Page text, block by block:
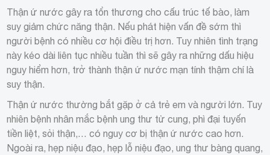
Thận ứ nước gây ra tổn thương cho cấu trúc tế bào, làm
suy giảm chức năng thận. Nếu phát hiện vấn đề sớm thì
người bệnh có nhiều cơ hội điều trị hơn. Tuy nhiên tình trạng
này kéo dài liên tục nhiều tuần thì sẽ gây ra những dấu hiệu
nguy hiểm hơn, trở thành thận ứ nước mạn tính thậm chí là
suy thận.
Thận ứ nước thường bắt gặp ở cả trẻ em và người lớn. Tuy
nhiên bệnh nhân mắc bệnh ung thư tử cung, phì đại tuyến
tiền liệt, sỏi thận,… có nguy cơ bị thận ứ nước cao hơn.
Ngoài ra, hẹp niệu đạo, hẹp lỗ niệu đạo, ung thư bàng quang,